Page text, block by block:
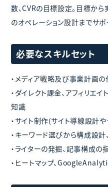
数、CVRの目標設定。目標か
のオペレーション設計までサポ
必要なスキルセット
・メディア戦略及び事業計画
・ダイレクト課金、アフィリエ
知識
・サイト制作(サイト導線設計
・キーワード選びから構成設
・ライターの発掘、記事構成の
・ヒートマップ、